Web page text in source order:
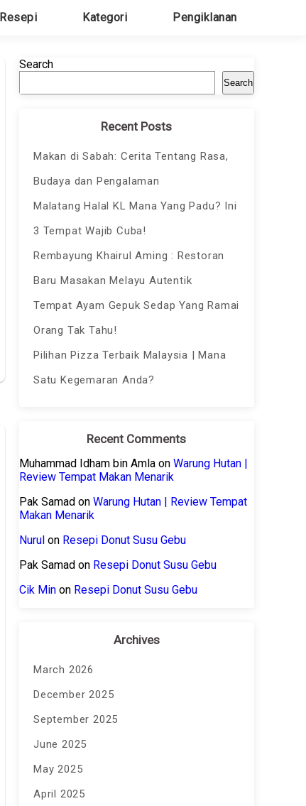
Resepi Kategori Pengiklanan
Search
Search
Recent Posts
Makan di Sabah: Cerita Tentang Rasa,
Budaya dan Pengalaman
Malatang Halal KL Mana Yang Padu? Ini
3 Tempat Wajib Cuba!
Rembayung Khairul Aming : Restoran
Baru Masakan Melayu Autentik
Tempat Ayam Gepuk Sedap Yang Ramai
Orang Tak Tahu!
Pilihan Pizza Terbaik Malaysia | Mana
Satu Kegemaran Anda?
Recent Comments
Muhammad Idham bin Amlaon Warung Hutan |
Review Tempat Makan Menarik
Pak Samadon Warung Hutan | Review Tempat
Makan Menarik
Nurulon Resepi Donut Susu Gebu
Pak Samadon Resepi Donut Susu Gebu
Cik Minon Resepi Donut Susu Gebu
Archives
March 2026
December 2025
September 2025
June 2025
May 2025
April 2025